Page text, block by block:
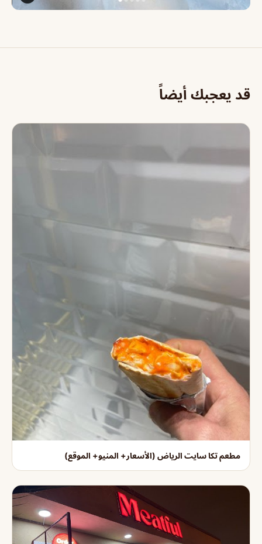
قد يعجبك أيضاً
مطعم تكا سايت الرياض (الأسعار+ المنيو+ الموقع)